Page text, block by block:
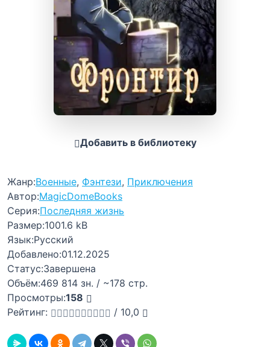
Добавить в библиотеку
Жанр:Военные, Фэнтези, Приключения
Автор:MagicDomeBooks
Серия:Последняя жизнь
Размер:1001.6 kB
Язык:Русский
Добавлено:01.12.2025
Статус:Завершена
Объём:469 814 зн. / ~178 стр.
Просмотры:158
Рейтинг:
/ 10,0